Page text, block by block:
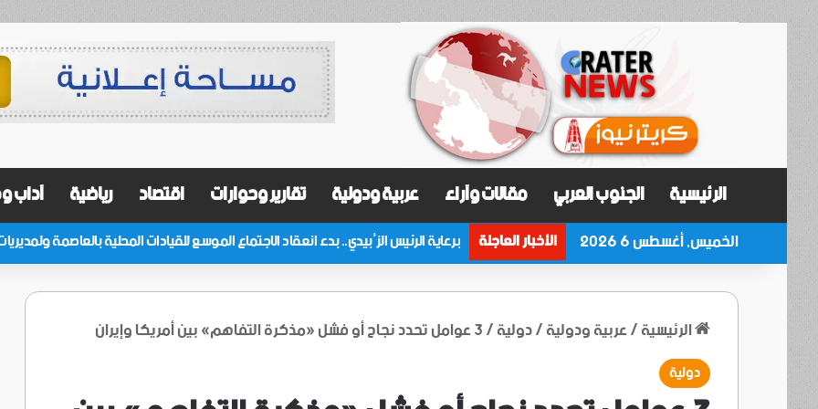
الرئيسية الجنوب العربي مقالات وآراء عربية ودولية تقارير وحوارات اقتصاد رياضية آداب
الخميس, أغسطس 6 2026 الأخبار العاجلة
الرئيسية/عربية ودولية/دولية/3 عوامل تحدد نجاح أو فشل «مذكرة التفاهم» بين أمريكا وإيران
دولية